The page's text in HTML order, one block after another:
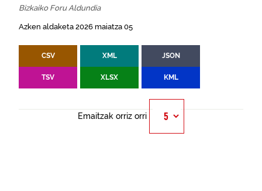
Bizkaiko Foru Aldundia
Azken aldaketa 2026 maiatza 05
CSV XML JSON
TSV XLSX KML
Emaitzak orriz orri